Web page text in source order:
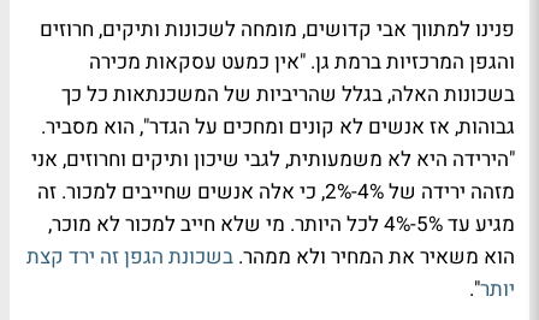
פנינו למתווך אבי קדושים, מומחה לשכונות ותיקים, חרוזים
והגפן המרכזיות ברמת גן. "אין כמעט עסקאות מכירה
בשכונות האלה, בגלל שהריביות של המשכנתאות כל כך
גבוהות, אז אנשים לא קונים ומחכים על הגדר", הוא מסביר.
"הירידה היא לא משמעותית, לגבי שיכון ותיקים וחרוזים, אני
מזהה ירידה של 4%-2%, כי אלה אנשים שחייבים למכור. זה
מגיע עד 5%-4% לכל היותר. מי שלא חייב למכור לא מוכר,
הוא משאיר את המחיר ולא ממהר. בשכונת הגפן זה ירד קצת
יותר".